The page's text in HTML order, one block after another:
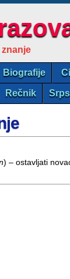
Biografije
Rečnik
) – ostavljati